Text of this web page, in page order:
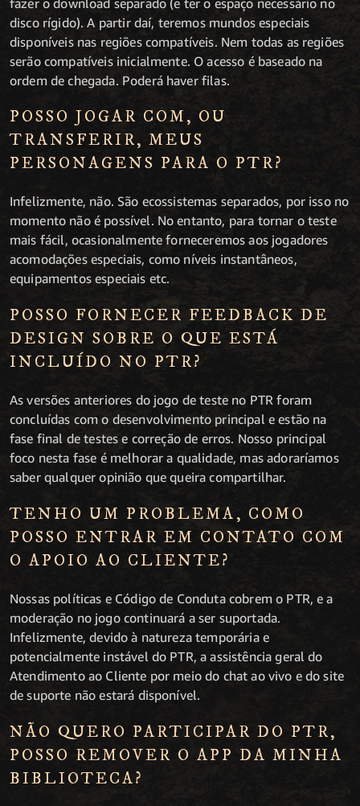
disco rígido). A partir daí, teremos mundos especiais
disponíveis nas regiões compatíveis. Nem todas as regiões
serão compatíveis inicialmente. O acesso é baseado na
ordem de chegada. Poderá haver filas.
POSSO JOGAR COM, OU
TRANSFERIR, MEUS
PERSONAGENS PARA O PTR?
Infelizmente, não. São ecossistemas separados, por isso no
momento não é possível. No entanto, para tornar o teste
mais fácil, ocasionalmente forneceremos aos jogadores
acomodações especiais, como níveis instantâneos,
equipamentos especiais etc.
POSSO FORNECER FEEDBACK DE
DESIGN SOBRE O QUE ESTÁ
INCLUÍDO NO PTR?
As versões anteriores do jogo de teste no PTR foram
concluídas com o desenvolvimento principal e estão na
fase final de testes e correção de erros. Nosso principal
foco nesta fase é melhorar a qualidade, mas adoraríamos
saber qualquer opinião que queira compartilhar.
TENHO UM PROBLEMA, COMO
POSSO ENTRAR EM CONTATO COM
O APOIO AO CLIENTE?
Nossas políticas e Código de Conduta cobrem o PTR, e a
moderação no jogo continuará a ser suportada.
Infelizmente, devido à natureza temporária e
potencialmente instável do PTR, a assistência geral do
Atendimento ao Cliente por meio do chat ao vivo e do site
de suporte não estará disponível.
NÃO QUERO PARTICIPAR DO PTR,
POSSO REMOVER O APP DA MINHA
BIBLIOTECA?